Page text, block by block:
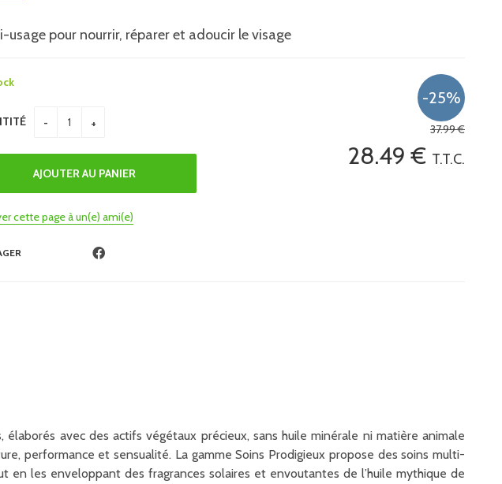
usage pour nourrir, réparer et adoucir le visage
37.99€
28.49 € T.T.C.
cette page à un(e) ami(e)
avec des actifs végétaux précieux, sans huile minérale ni matière animale
performance et sensualité. La gamme Soins Prodigieux propose des soins multi-
en les enveloppant des fragrances solaires et envoutantes de l’huile mythique de